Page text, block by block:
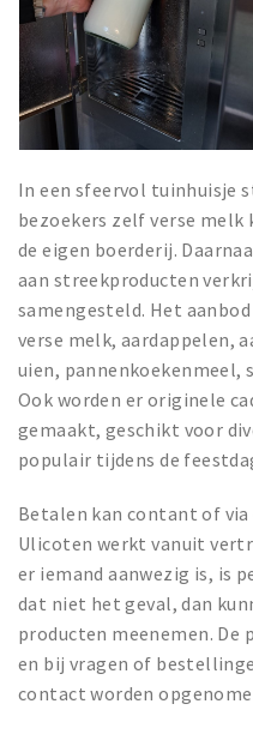
Sign in
In een sfeervol tuinhuisje
bezoekers zelf verse melk
de eigen boerderij.
aan streekproducten
samengesteld. Het
verse melk, aardappelen,
uien, pannenkoekenmeel,
Ook worden er originele
gemaakt, geschikt voor
populair tijdens de
Betalen kan contant of via
Ulicoten werkt vanuit
er iemand aanwezig is, is
dat niet het geval, dan
producten meenemen. De
en bij vragen of
contact worden